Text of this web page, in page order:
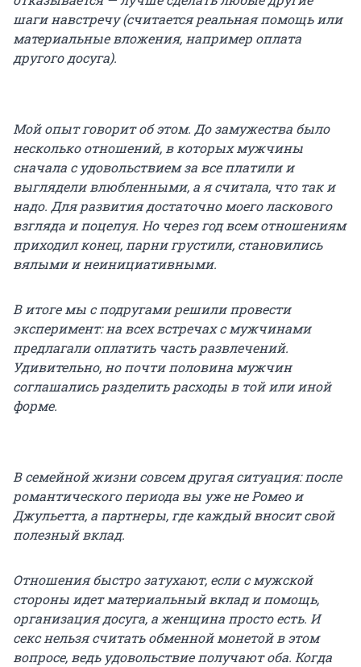
шаги навстречу (считается реальная помощь или
материальные вложения, например оплата
другого досуга).
Мой опыт говорит об этом. До замужества было
несколько отношений, в которых мужчины
сначала с удовольствием за все платили и
выглядели влюбленными, а я считала, что так и
надо. Для развития достаточно моего ласкового
взгляда и поцелуя. Но через год всем отношениям
приходил конец, парни грустили, становились
вялыми и неинициативными.
В итоге мы с подругами решили провести
эксперимент: на всех встречах с мужчинами
предлагали оплатить часть развлечений.
Удивительно, но почти половина мужчин
соглашались разделить расходы в той или иной
форме.
В семейной жизни совсем другая ситуация: после
романтического периода вы уже не Ромео и
Джульетта, а партнеры, где каждый вносит свой
полезный вклад.
Отношения быстро затухают, если с мужской
стороны идет материальный вклад и помощь,
организация досуга, а женщина просто есть. И
секс нельзя считать обменной монетой в этом
вопросе, ведь удовольствие получают оба. Когда